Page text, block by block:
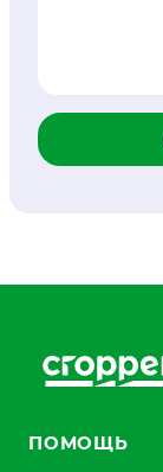
ПОМОЩЬ